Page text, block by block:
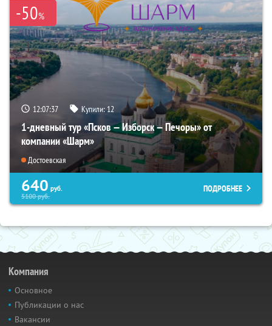
-50%
12:07:36 Купили:12
1-дневный тур «Псков — Изборск — Печоры» от
компании «Шарм»
Достоевская
640 руб.
5100руб.
ПОДРОБНЕЕ
Компания
Основное
Публикации о нас
Вакансии